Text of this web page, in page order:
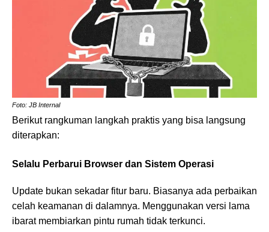
Foto: JB Internal
Berikut rangkuman langkah praktis yang bisa langsung
diterapkan:
Selalu Perbarui Browser dan Sistem Operasi
Update bukan sekadar fitur baru. Biasanya ada perbaikan
celah keamanan di dalamnya. Menggunakan versi lama
ibarat membiarkan pintu rumah tidak terkunci.